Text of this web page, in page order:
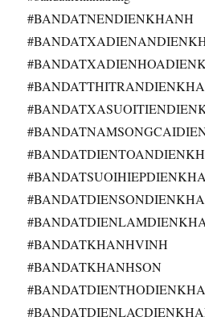
#BANDATNENDIENKHANH
#BANDATKHANHVINH
#BANDATKHANHSON